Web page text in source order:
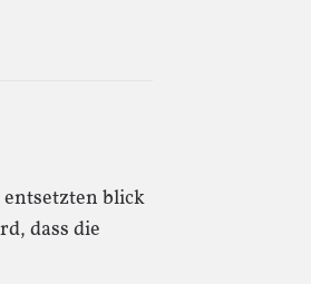
entsetzten blick
dass die